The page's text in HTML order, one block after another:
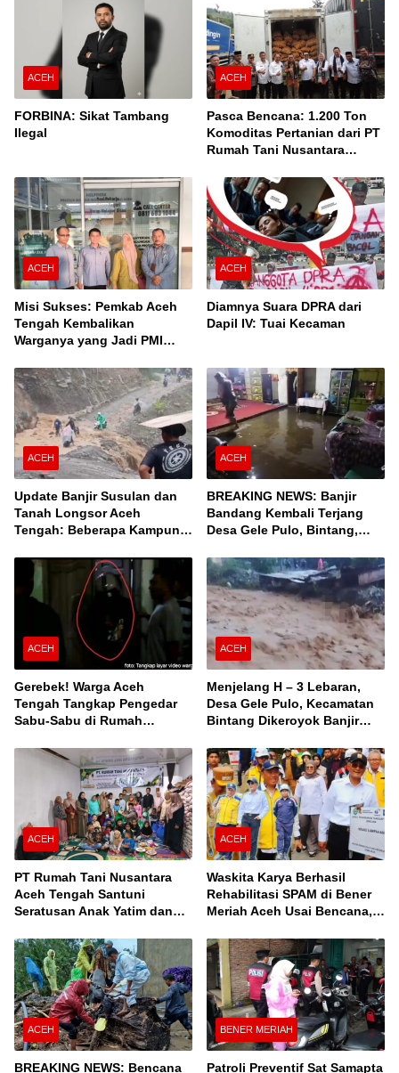
ACEH
FORBINA: Sikat Tambang
Ilegal
ACEH
Pasca Bencana: 1.200 Ton
Komoditas Pertanian dari PT
Rumah Tani Nusantara
Pasar Nasional
ACEH
Misi Sukses: Pemkab Aceh
Tengah Kembalikan
Warganya yang Jadi PMI
ACEH
Diamnya Suara DPRA dari
Dapil IV: Tuai Kecaman
ACEH
Update Banjir Susulan dan
Tanah Longsor Aceh
Tengah: Beberapa Kampung
ACEH
BREAKING NEWS: Banjir
Bandang Kembali Terjang
Desa Gele Pulo, Bintang,
ACEH
Gerebek! Warga Aceh
Tengah Tangkap Pengedar
Sabu-Sabu di Rumah
ACEH
Menjelang H – 3 Lebaran,
Desa Gele Pulo, Kecamatan
Bintang Dikeroyok Banjir
ACEH
PT Rumah Tani Nusantara
Aceh Tengah Santuni
Seratusan Anak Yatim dan
Puasa Bersama
ACEH
Waskita Karya Berhasil
Rehabilitasi SPAM di Bener
Meriah Aceh Usai Bencana,
Air Bagi 3.000 KK
ACEH
BREAKING NEWS: Bencana
BENER MERIAH
Patroli Preventif Sat Samapta